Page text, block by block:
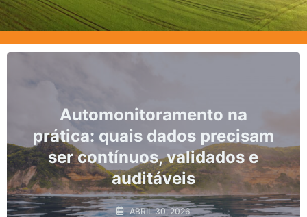
Automonitoramento na
quais dados precisam
contínuos, validados e
auditáveis
ABRIL 30, 2026